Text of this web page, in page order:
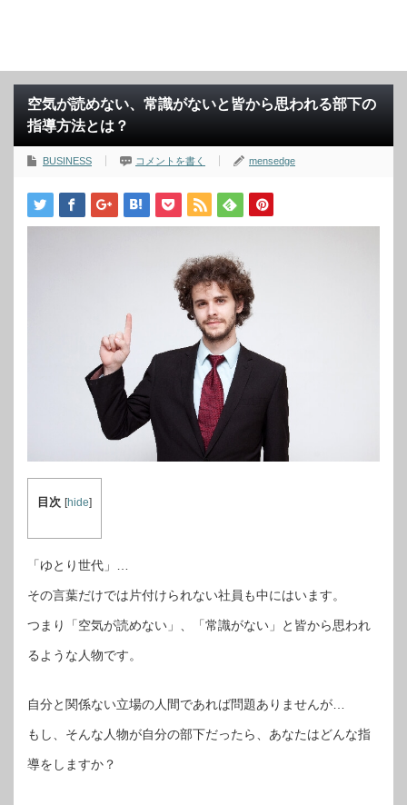
空気が読めない、常識がないと皆から思われる部下の
指導方法とは？
BUSINESS コメントを書く mensedge
目次 [hide]
「ゆとり世代」…
その言葉だけでは片付けられない社員も中にはいます。
つまり「空気が読めない」、「常識がない」と皆から思われ
るような人物です。
自分と関係ない立場の人間であれば問題ありませんが…
もし、そんな人物が自分の部下だったら、あなたはどんな指
導をしますか？